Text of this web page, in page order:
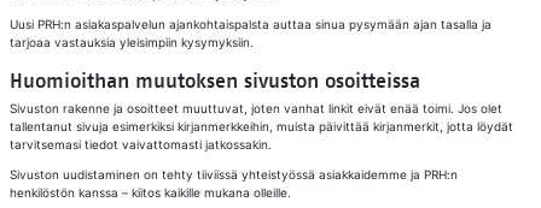
Uusi PRH:n asiakaspalvelun ajankohtaispalsta auttaa sinua pysymään ajan tasalla ja
tarjoaa vastauksia yleisimpiin kysymyksiin.
Huomioithan muutoksen sivuston osoitteissa
Sivuston rakenne ja osoitteet muuttuvat, joten vanhat linkit eivät enää toimi. Jos olet
tallentanut sivuja esimerkiksi kirjanmerkkeihin, muista päivittää kirjanmerkit, jotta löydät
tarvitsemasi tiedot vaivattomasti jatkossakin.
Sivuston uudistaminen on tehty tiiviissä yhteistyössä asiakkaidemme ja PRH:n
henkilöstön kanssa – kiitos kaikille mukana olleille.